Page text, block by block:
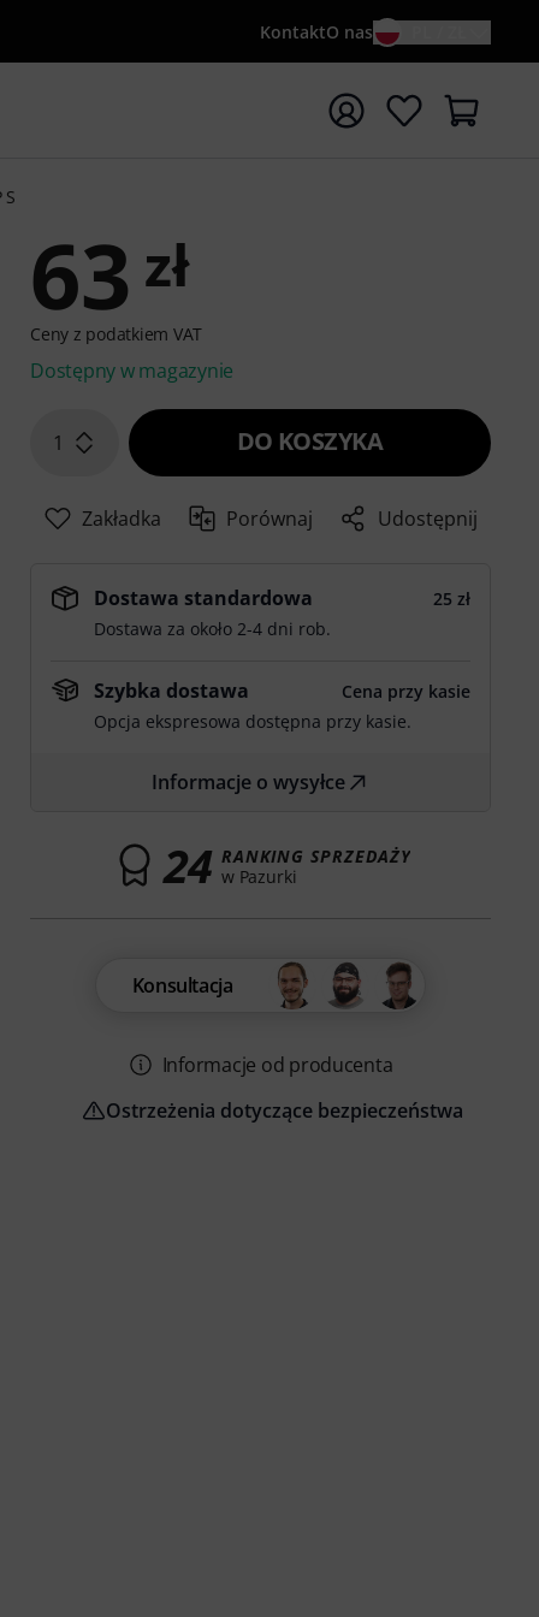
KontaktO nas
wyszukiwanie od słowa kluczowego {searchTerm}
63 zł
Ceny z podatkiem VAT
Dostępny w magazynie
1 DO KOSZYKA
Zakładka Porównaj Udostępnij
Dostawa standardowa
25 zł
Dostawa za około 2-4 dni rob.
Szybka dostawa
Cena przy kasie
Opcja ekspresowa dostępna przy kasie.
Informacje o wysyłce
24 RANKING SPRZEDAŻY
w Pazurki
Konsultacja
Informacje od producenta
Ostrzeżenia dotyczące bezpieczeństwa